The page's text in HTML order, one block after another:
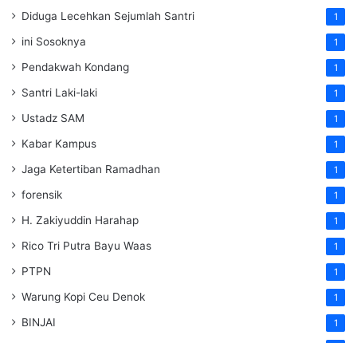
Diduga Lecehkan Sejumlah Santri 1
ini Sosoknya 1
Pendakwah Kondang 1
Santri Laki-laki 1
Ustadz SAM 1
Kabar Kampus 1
Jaga Ketertiban Ramadhan 1
forensik 1
H. Zakiyuddin Harahap 1
Rico Tri Putra Bayu Waas 1
PTPN 1
Warung Kopi Ceu Denok 1
BINJAI 1